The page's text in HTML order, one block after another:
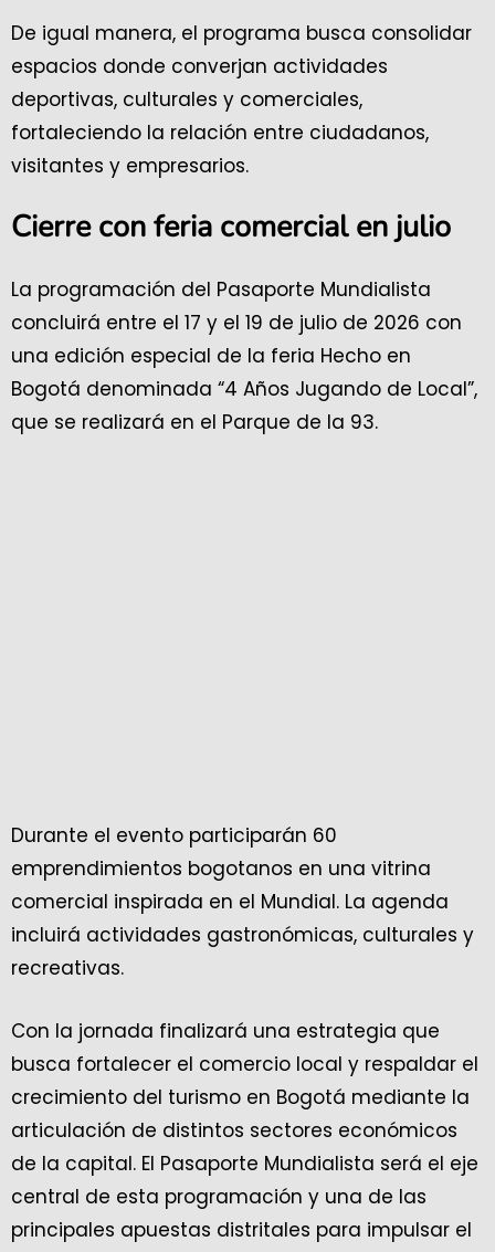
De igual manera, el programa busca consolidar
espacios donde converjan actividades
deportivas, culturales y comerciales,
fortaleciendo la relación entre ciudadanos,
visitantes y empresarios.
Cierre con feria comercial en julio
La programación del Pasaporte Mundialista
concluirá entre el 17 y el 19 de julio de 2026 con
una edición especial de la feria Hecho en
Bogotá denominada “4 Años Jugando de Local”,
que se realizará en el Parque de la 93.
Durante el evento participarán 60
emprendimientos bogotanos en una vitrina
comercial inspirada en el Mundial. La agenda
incluirá actividades gastronómicas, culturales y
recreativas.
Con la jornada finalizará una estrategia que
busca fortalecer el comercio local y respaldar el
crecimiento del turismo en Bogotá mediante la
articulación de distintos sectores económicos
de la capital. El Pasaporte Mundialista será el eje
central de esta programación y una de las
principales apuestas distritales para impulsar el